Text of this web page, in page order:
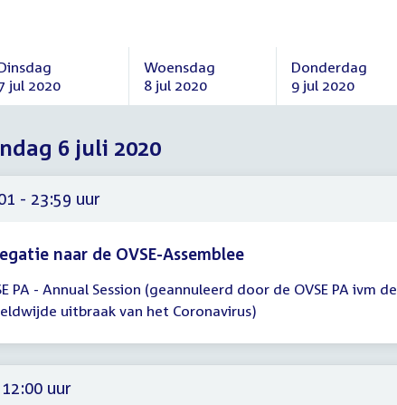
jul 2020
juli
Woensdag
8 jul 2020
Woensdag
juli
2020
Donderdag
9 jul 2020
Donderdag
6 juli 2020
- 23:59 uur
naar de OVSE-Assemblee
PA - Annual Session (geannuleerd door de OVSE PA ivm de
uitbraak van het Coronavirus)
uur